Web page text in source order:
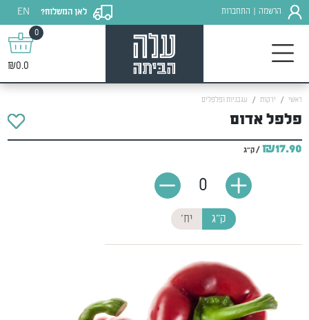
הרשמה התחברות לאן המשלוח?
EN
0
₪0.0
ראשי ירקות עגבניות ופלפלים
פלפל אדום
₪17.90 / ק"ג
ק"ג יח'
0